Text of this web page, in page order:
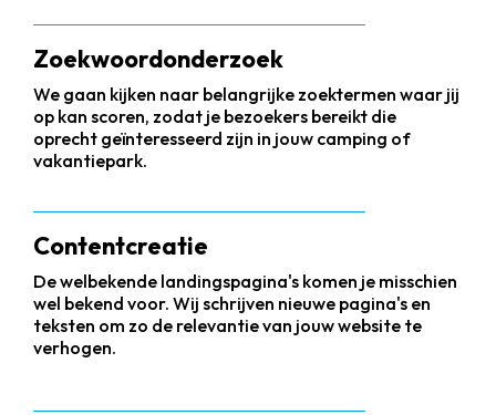
Zoekwoordonderzoek
We gaan kijken naar belangrijke zoektermen waar jij
op kan scoren, zodat je bezoekers bereikt die
oprecht geïnteresseerd zijn in jouw camping of
vakantiepark.
Contentcreatie
De welbekende landingspagina's komen je misschien
wel bekend voor. Wij schrijven nieuwe pagina's en
teksten om zo de relevantie van jouw website te
verhogen.